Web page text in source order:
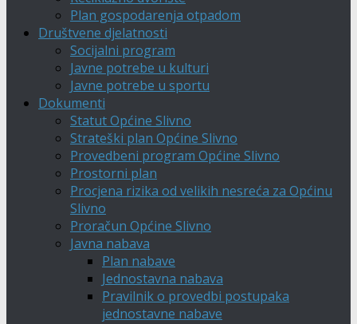
Plan gospodarenja otpadom
Društvene djelatnosti
Socijalni program
Javne potrebe u kulturi
Javne potrebe u sportu
Dokumenti
Statut Općine Slivno
Strateški plan Općine Slivno
Provedbeni program Općine Slivno
Prostorni plan
Procjena rizika od velikih nesreća za Općinu
Slivno
Proračun Općine Slivno
Javna nabava
Plan nabave
Jednostavna nabava
Pravilnik o provedbi postupaka
jednostavne nabave